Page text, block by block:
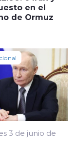
en el
de Ormuz
3 de junio de